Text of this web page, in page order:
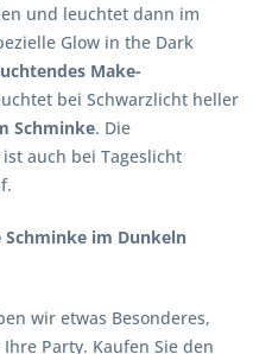
und leuchtet dann im
Glow in the Dark
Make-
bei Schwarzlicht heller
Schminke. Die
ist auch bei Tageslicht
Schminke im Dunkeln
wir etwas Besonderes,
Party. Kaufen Sie den